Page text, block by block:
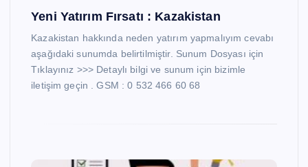
Yeni Yatırım Fırsatı : Kazakistan
Kazakistan hakkında neden yatırım yapmalıyım cevabı
aşağıdaki sunumda belirtilmiştir. Sunum Dosyası için
Tıklayınız >>> Detaylı bilgi ve sunum için bizimle
iletişim geçin . GSM : 0 532 466 60 68